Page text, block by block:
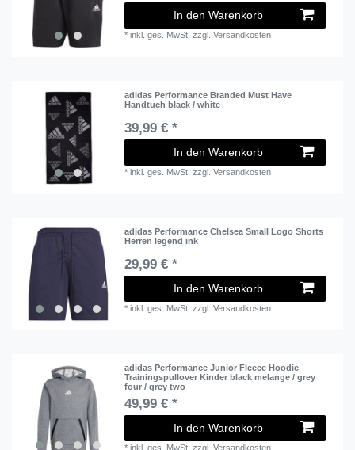
In den Warenkorb
*inkl. ges. MwSt. zzgl.Versandkosten
adidas Performance Branded Must Have
Handtuch black / white
39,99 € *
In den Warenkorb
*inkl. ges. MwSt. zzgl.Versandkosten
adidas Performance Chelsea Small Logo Shorts
Herren legend ink
29,99 € *
In den Warenkorb
*inkl. ges. MwSt. zzgl.Versandkosten
adidas Performance Junior Fleece Hoodie
Trainingspullover Kinder black melange / grey
four / grey two
49,99 € *
In den Warenkorb
*inkl. ges. MwSt. zzgl.Versandkosten